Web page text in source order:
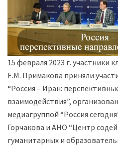
15 февраля 2023 г. участники
Е.М. Примакова приняли
“Россия – Иран:
взаимодействия”,
медиагруппой “Россия
Горчакова и АНО “Центр
гуманитарных и